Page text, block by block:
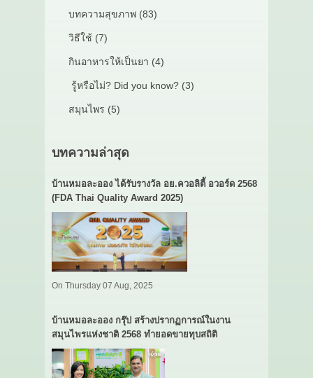
บทความสุขภาพ (83)
วิธีใช้ (7)
กินอาหารให้เป็นยา (4)
รู้หรือไม่? Did you know? (3)
สมุนไพร (5)
บทความล่าสุด
บ้านหมอละออง ได้รับรางวัล อย.ควอลิตี้ อวอร์ด 2568
(FDA Thai Quality Award 2025)
On Thursday 07 Aug, 2025
บ้านหมอละออง กรุ๊ป สร้างปรากฏการณ์ในงาน
สมุนไพรแห่งชาติ 2568 ทำยอดขายทุบสถิติ